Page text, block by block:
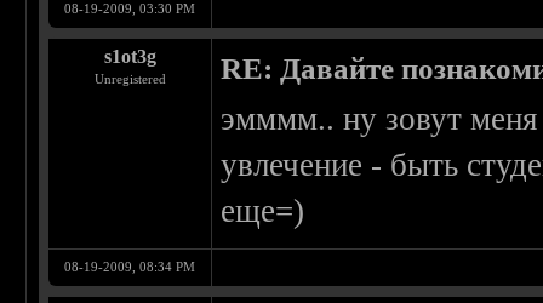
08-19-2009, 03:30 PM
s1ot3g
Unregistered RE: Давайте
эмммм.. ну зовут
увлечение - быть
еще=)
08-19-2009, 08:34 PM